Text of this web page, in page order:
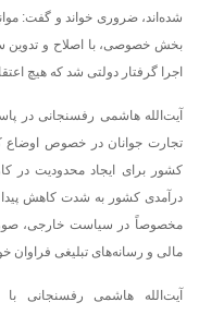
شده‌اند، ضروری خواند و گفت:
اجرا گرفتار دولتی شد که هیچ
آیت‌الله هاشمی رفسنجانی در
تجارت جوانان در خصوص اوضاع
کشور برای ایجاد محدودیت در
درآمدی کشور به شدت کاهش پیدا
مخصوصاً در سیاست خارجی، صورت
مالی و رسانه‌های تبلیغی فراوان
آیت‌الله هاشمی رفسنجانی